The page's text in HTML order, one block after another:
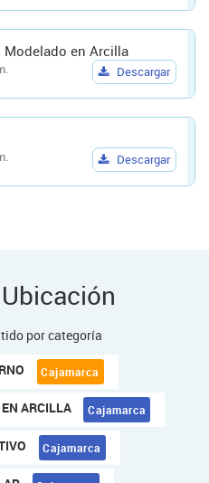
Modelado en Arcilla
Descargar
Descargar
por categoría
Cajamarca
ARCILLA Cajamarca
Cajamarca